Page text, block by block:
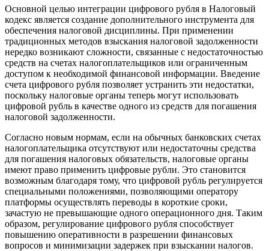
Основной целью интеграции цифрового рубля в Налоговый
кодекс является создание дополнительного инструмента для
обеспечения налоговой дисциплины. При применении
традиционных методов взыскания налоговой задолженности
нередко возникают сложности, связанные с недостаточностью
средств на счетах налогоплательщиков или ограниченным
доступом к необходимой финансовой информации. Введение
счета цифрового рубля позволяет устранить эти недостатки,
поскольку налоговые органы теперь могут использовать
цифровой рубль в качестве одного из средств для погашения
налоговой задолженности.
Согласно новым нормам, если на обычных банковских счетах
налогоплательщика отсутствуют или недостаточны средства
для погашения налоговых обязательств, налоговые органы
имеют право применить цифровые рубли. Это становится
возможным благодаря тому, что цифровой рубль регулируется
специальными положениями, позволяющими оператору
платформы осуществлять переводы в короткие сроки,
зачастую не превышающие одного операционного дня. Таким
образом, регулирование цифрового рубля способствует
повышению оперативности в разрешении финансовых
вопросов и минимизации задержек при взыскании налогов.